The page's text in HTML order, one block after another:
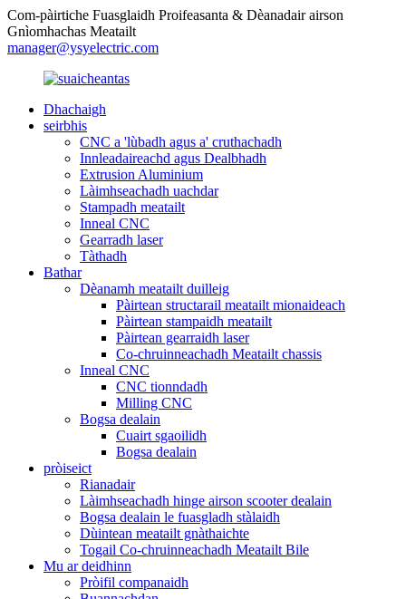
Com-pàirtiche Fuasglaidh Proifeasanta & Dèanadair airson
Gnìomhachas Meatailt
manager@ysyelectric.com
Dhachaigh
seirbhis
CNC a 'lùbadh agus a' cruthachadh
Innleadaireachd agus Dealbhadh
Extrusion Aluminium
Làimhseachadh uachdar
Stampadh meatailt
Inneal CNC
Gearradh laser
Tàthadh
Bathar
Dèanamh meatailt duilleig
Pàirtean structarail meatailt mionaideach
Pàirtean stampaidh meatailt
Pàirtean gearraidh laser
Co-chruinneachadh Meatailt chassis
Inneal CNC
CNC tionndadh
Milling CNC
Bogsa dealain
Cuairt sgaoilidh
Bogsa dealain
pròiseict
Rianadair
Làimhseachadh hinge airson scooter dealain
Bogsa dealain le fuasgladh stàlaidh
Dùintean meatailt gnàthaichte
Togail Co-chruinneachadh Meatailt Bile
Mu ar deidhinn
Pròifil companaidh